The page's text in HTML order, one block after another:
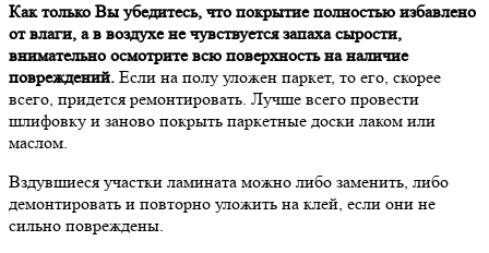
Как только Вы убедитесь, что покрытие полностью избавлено
от влаги, а в воздухе не чувствуется запаха сырости,
внимательно осмотрите всю поверхность на наличие
повреждений. Если на полу уложен паркет, то его, скорее
всего, придется ремонтировать. Лучше всего провести
шлифовку и заново покрыть паркетные доски лаком или
маслом.
Вздувшиеся участки ламината можно либо заменить, либо
демонтировать и повторно уложить на клей, если они не
сильно повреждены.